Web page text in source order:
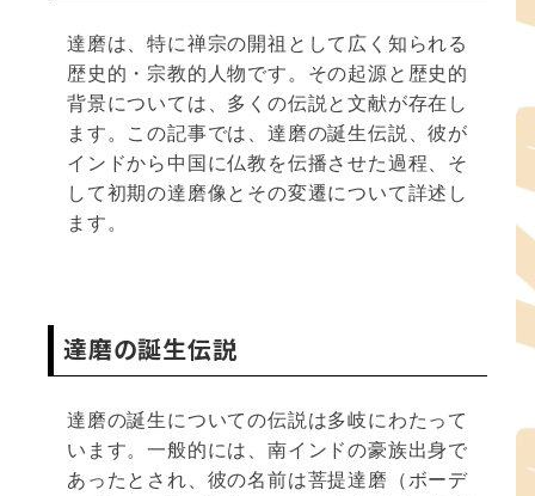
達磨は、特に禅宗の開祖として広く知られる
歴史的・宗教的人物です。その起源と歴史的
背景については、多くの伝説と文献が存在し
ます。この記事では、達磨の誕生伝説、彼が
インドから中国に仏教を伝播させた過程、そ
して初期の達磨像とその変遷について詳述し
ます。
達磨の誕生伝説
達磨の誕生についての伝説は多岐にわたって
います。一般的には、南インドの豪族出身で
あったとされ、彼の名前は菩提達磨（ボーデ